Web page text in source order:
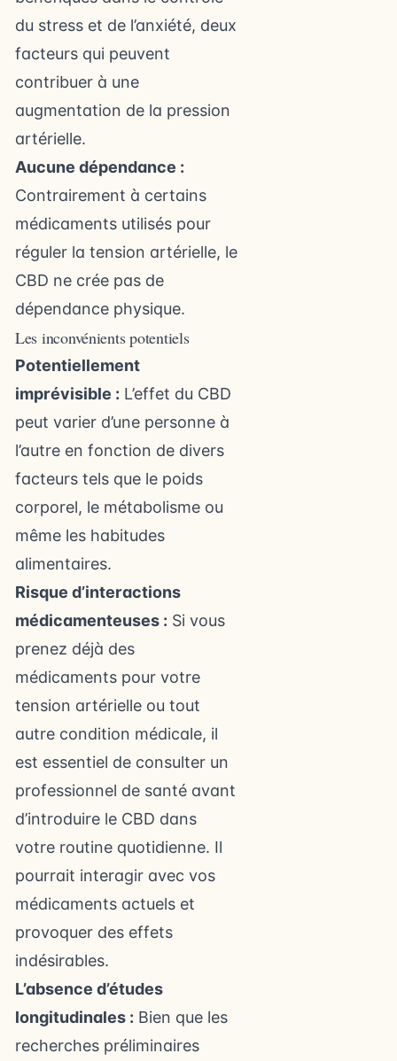
du stress et de l’anxiété, deux
facteurs qui peuvent
contribuer à une
augmentation de la pression
artérielle.
Aucune dépendance :
Contrairement à certains
médicaments utilisés pour
réguler la tension artérielle, le
CBD ne crée pas de
dépendance physique.
Les inconvénients potentiels
Potentiellement
imprévisible : L’effet du CBD
peut varier d’une personne à
l’autre en fonction de divers
facteurs tels que le poids
corporel, le métabolisme ou
même les habitudes
alimentaires.
Risque d’interactions
médicamenteuses : Si vous
prenez déjà des
médicaments pour votre
tension artérielle ou tout
autre condition médicale, il
est essentiel de consulter un
professionnel de santé avant
d’introduire le CBD dans
votre routine quotidienne. Il
pourrait interagir avec vos
médicaments actuels et
provoquer des effets
indésirables.
L’absence d’études
longitudinales : Bien que les
recherches préliminaires